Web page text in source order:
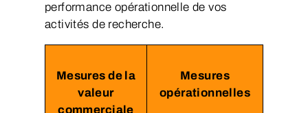
performance opérationnelle de vos
activités de recherche.
Mesures de la
valeur
commerciale
Mesures
opérationnelles